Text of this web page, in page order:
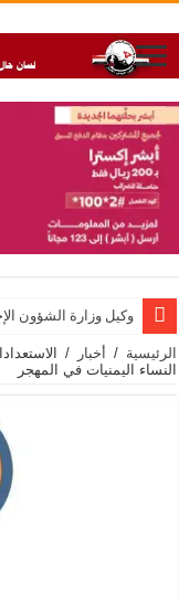
وكيل وزارة الشؤون
الرئيسية / أخبار /
النساء اليمنيات في المهجر